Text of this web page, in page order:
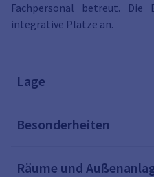
Fachpersonal betreut.
integrative Plätze an.
Lage
Besonderheiten
Räume und